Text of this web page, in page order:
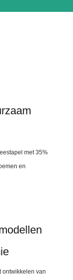
met 35%
en
ontwikkelen van